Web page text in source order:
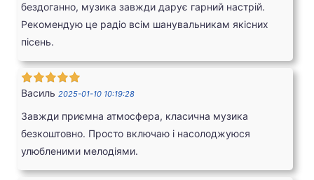
бездоганно, музика завжди дарує гарний настрій.
Рекомендую це радіо всім шанувальникам якісних
пісень.
Василь 2025-01-10 10:19:28
Завжди приємна атмосфера, класична музика
безкоштовно. Просто включаю і насолоджуюся
улюбленими мелодіями.